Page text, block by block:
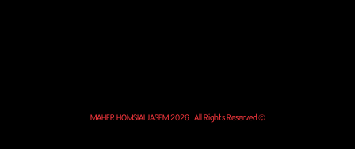
© MAHER HOMSIALJASEM 2026. All Rights Reserved